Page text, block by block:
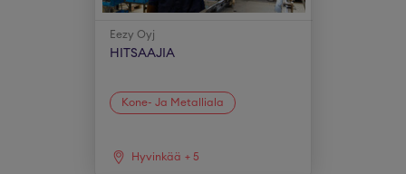
Eezy Oyj
HITSAAJIA
Kone- Ja Metalliala
Hyvinkää + 5